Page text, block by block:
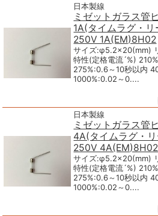
日本製線
ミゼットガラス管
1A(タイムラグ・
250V 1A(EM)8H02
サイズ:φ5.2×20(mm)
特性(定格電流´%)
275%:0.6～10秒以内
1000%:0.02～0....
日本製線
ミゼットガラス管
4A(タイムラグ・
250V 4A(EM)8H02
サイズ:φ5.2×20(mm)
特性(定格電流´%)
275%:0.6～10秒以内
1000%:0.02～0....